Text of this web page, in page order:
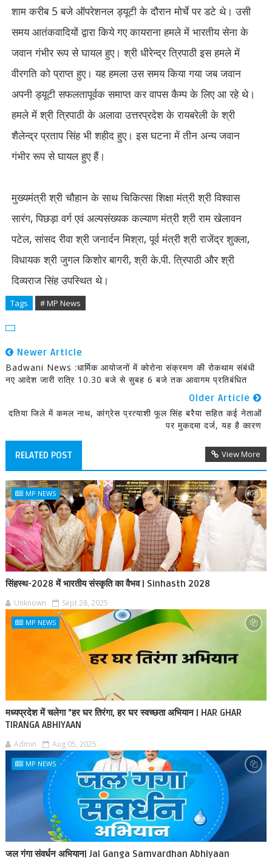
शाम करीब 5 बजे ऑपरेशनल ड्यूटी के दौरान मोर्चे पर डटे थे। उसी
समय आतंकवादियों द्वारा किये गए कायराना हमले में भारतीय सेना के
जवान गंभीर रूप से घायल हुए। श्री धीरेन्द्र त्रिपाठी इस हमले में
वीरगति को प्राप्त हुए। यह हमला उस समय किया गया जब जवान
अपनी ड्यूटी सफलतापूर्वक समाप्त कर वापस कैम्प के लिए आ रहे थे।
हमले में श्री त्रिपाठी के अलावा उत्तरप्रदेश के रायबरेली के श्री
शैलेन्द्र प्रताप सिंह भी शहीद हुए। इस घटना में तीन अन्य जवान
गंभीर रूप से घायल हुए हैं।
मुख्यमंत्री श्री चौहान के साथ चिकित्सा शिक्षा मंत्री श्री विश्वास
सारंग,पिछड़ा वर्ग एवं अल्पसंख्यक कल्याण मंत्री श्री राम खेलावन
पटेल,सांसद रीवा श्री जनार्दन मिश्रा,पूर्व मंत्री श्री राजेंद्र शुक्ला,
विधायक श्री जुगल किशोर बागरी,श्री के.पी. त्रिपाठी और श्री
दिव्यराज सिंह उपस्थित थे।
Tags # MP News
Newer Article
Badwani News :धार्मिक आयोजनों में कोरोना संक्रमण की रोकथाम संबंधी
नए आदेश जारी रात्रि 10.30 बजे से सुबह 6 बजे तक आवागम प्रतिबंधित
Older Article
दतिया जिले में कमल नाथ, कांग्रेस प्रत्याशी फूल सिंह बरैया सहित कई नेताओं
पर मुकदमा दर्ज, यह है कारण
RELATED POST View More
MP NEWS
सिंहस्थ-2028 में भारतीय संस्कृति का वैभव | Sinhasth 2028
Unknown Sept 28, 2025
MP NEWS
मध्यप्रदेश में चलेगा "हर घर तिरंगा, हर घर स्वच्छता अभियान | HAR GHAR
TIRANGA ABHIYAAN
Admin Aug 05, 2025
MP NEWS
जल गंगा संवर्धन अभियान| Jal Ganga Samvardhan Abhiyaan